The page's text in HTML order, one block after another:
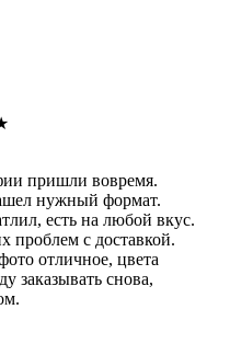
пришли вовремя.
нужный формат.
есть на любой вкус.
проблем с доставкой.
отличное, цвета
заказывать снова,